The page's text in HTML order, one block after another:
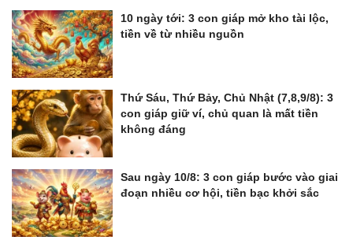
10 ngày tới: 3 con giáp mở kho tài lộc,
tiền về từ nhiều nguồn
Thứ Sáu, Thứ Bảy, Chủ Nhật (7,8,9/8): 3
con giáp giữ ví, chủ quan là mất tiền
không đáng
Sau ngày 10/8: 3 con giáp bước vào giai
đoạn nhiều cơ hội, tiền bạc khởi sắc